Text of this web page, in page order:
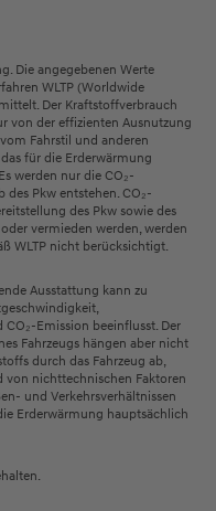
Die angegebenen Werte
WLTP (Worldwide
Der Kraftstoffverbrauch
von der effizienten Ausnutzung
Fahrstil und anderen
für die Erderwärmung
werden nur die CO₂-
Pkw entstehen. CO₂-
des Pkw sowie des
vermieden werden, werden
WLTP nicht berücksichtigt.
Ausstattung kann zu
Emission beeinflusst. Der
Fahrzeugs hängen aber nicht
durch das Fahrzeug ab,
von nichttechnischen Faktoren
und Verkehrsverhältnissen
Erderwärmung hauptsächlich